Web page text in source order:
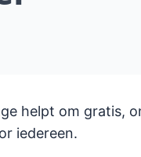
helpt om gratis,
iedereen.